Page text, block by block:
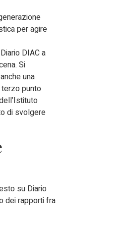
per agire
DIAC a
Si
una
terzo punto
di svolgere
su Diario
dei rapporti fra